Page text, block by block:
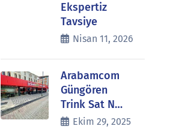
Ekspertiz
Tavsiye
Nisan 11, 2026
Arabamcom
Güngören
Trink Sat N…
Ekim 29, 2025